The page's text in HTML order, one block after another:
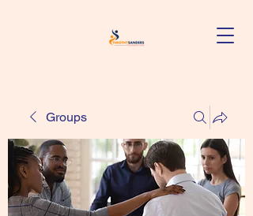
Groups